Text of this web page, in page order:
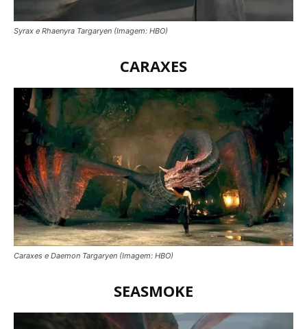
Syrax e Rhaenyra Targaryen (Imagem: HBO)
CARAXES
Caraxes e Daemon Targaryen (Imagem: HBO)
SEASMOKE